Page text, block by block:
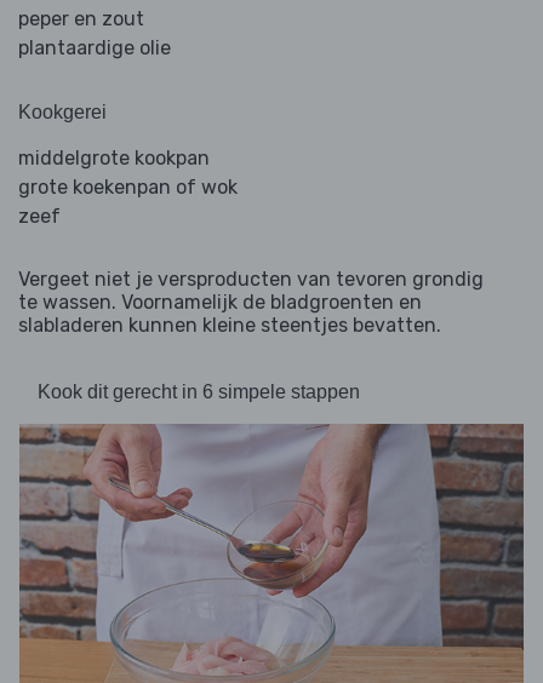
peper en zout
plantaardige olie
Kookgerei
middelgrote kookpan
grote koekenpan of wok
zeef
Vergeet niet je versproducten van tevoren grondig
te wassen. Voornamelijk de bladgroenten en
slabladeren kunnen kleine steentjes bevatten.
Kook dit gerecht in 6 simpele stappen